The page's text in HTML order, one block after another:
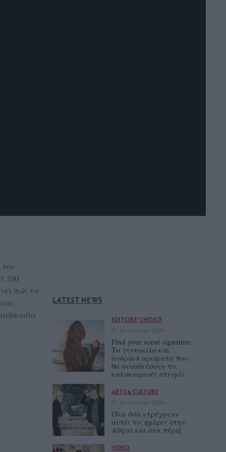
του
πώς να
LATEST NEWS
EDITORS' CHOICE
07 Αυγούστου 2026
Find your scent signature:
Τα γυναικεία και
ανδρικά αρώματα που
θα συνοδεύσουν τις
καλοκαιρινές στιγμές
ARTS & CULTURE
07 Αυγούστου 2026
Όλα όσα «τρέχουν»
αυτές τις ημέρες στην
Αθήνα και στα πέριξ
VIDEO